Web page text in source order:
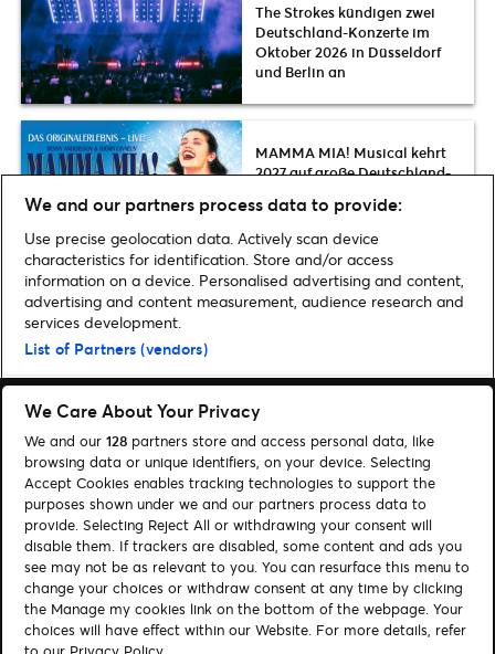
The Strokes kündigen zwei
Deutschland-Konzerte im
Oktober 2026 in Düsseldorf
und Berlin an
MAMMA MIA! Musical kehrt
2027 auf große Deutschland-
Infos zum Vorverkauf
Home»Musik»Haiku Hands kommen im Februar 2024 nach Deutschland
Suchen
Cookie-Einwilligungstool
Autor*innen
Kontakt
Impressum
Tickets
We and our partners process data to provide:
Use precise geolocation data. Actively scan device
characteristics for identification. Store and/or access
information on a device. Personalised advertising and content,
advertising and content measurement, audience research and
services development.
List of Partners (vendors)
We Care About Your Privacy
We and our 128 partners store and access personal data, like
browsing data or unique identifiers, on your device. Selecting
Accept Cookies enables tracking technologies to support the
purposes shown under we and our partners process data to
provide. Selecting Reject All or withdrawing your consent will
disable them. If trackers are disabled, some content and ads you
see may not be as relevant to you. You can resurface this menu to
change your choices or withdraw consent at any time by clicking
the Manage my cookies link on the bottom of the webpage. Your
choices will have effect within our Website. For more details, refer